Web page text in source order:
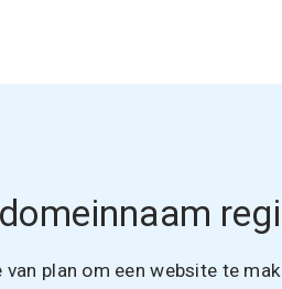
van plan om een website te